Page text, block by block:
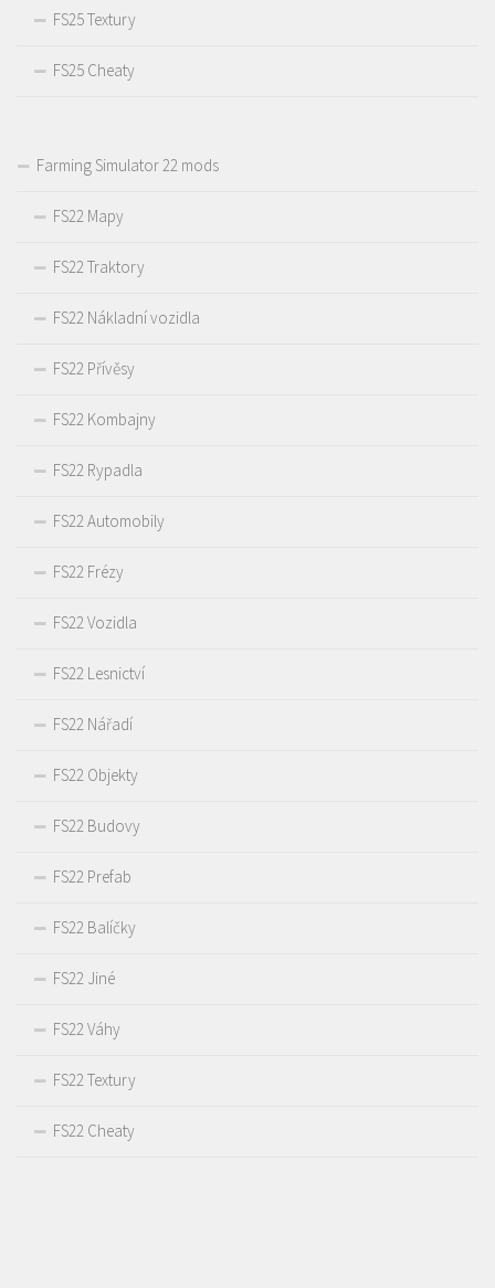
FS25 Textury
FS25 Cheaty
Farming Simulator 22 mods
FS22 Mapy
FS22 Traktory
FS22 Nákladní vozidla
FS22 Přívěsy
FS22 Kombajny
FS22 Rypadla
FS22 Automobily
FS22 Frézy
FS22 Vozidla
FS22 Lesnictví
FS22 Nářadí
FS22 Objekty
FS22 Budovy
FS22 Prefab
FS22 Balíčky
FS22 Jiné
FS22 Váhy
FS22 Textury
FS22 Cheaty